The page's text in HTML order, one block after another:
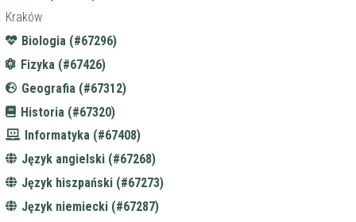
Kraków
Biologia (#67296)
Fizyka (#67426)
Geografia (#67312)
Historia (#67320)
Informatyka (#67408)
Język angielski (#67268)
Język hiszpański (#67273)
Język niemiecki (#67287)